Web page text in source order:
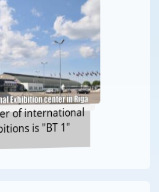
of international
is "BT 1"